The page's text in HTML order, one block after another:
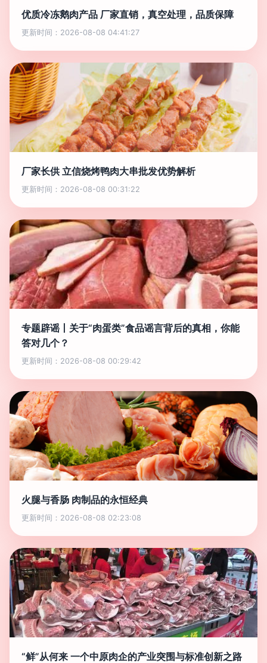
优质冷冻鹅肉产品 厂家直销，真空处理，品质保障
更新时间：2026-08-08 04:41:27
厂家长供 立信烧烤鸭肉大串批发优势解析
更新时间：2026-08-08 00:31:22
专题辟谣丨关于“肉蛋类”食品谣言背后的真相，你能
答对几个？
更新时间：2026-08-08 00:29:42
火腿与香肠 肉制品的永恒经典
更新时间：2026-08-08 02:23:08
“鲜”从何来 一个中原肉企的产业突围与标准创新之路